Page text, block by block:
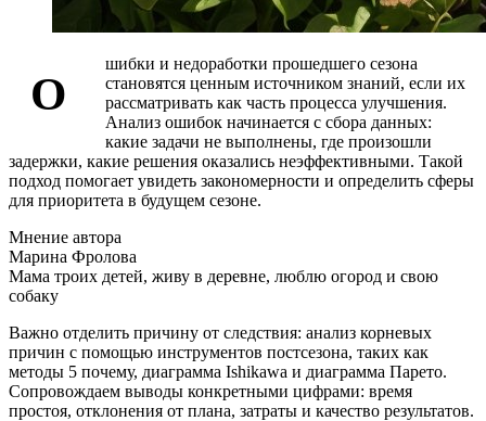
О
шибки и недоработки прошедшего сезона
становятся ценным источником знаний, если их
рассматривать как часть процесса улучшения.
Анализ ошибок начинается с сбора данных:
какие задачи не выполнены, где произошли
задержки, какие решения оказались неэффективными. Такой
подход помогает увидеть закономерности и определить сферы
для приоритета в будущем сезоне.
Мнение автора
Марина Фролова
Мама троих детей, живу в деревне, люблю огород и свою
собаку
Важно отделить причину от следствия: анализ корневых
причин с помощью инструментов постсезона, таких как
методы 5 почему, диаграмма Ishikawa и диаграмма Парето.
Сопровождаем выводы конкретными цифрами: время
простоя, отклонения от плана, затраты и качество результатов.